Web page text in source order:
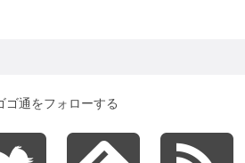
ゴ通をフォローする